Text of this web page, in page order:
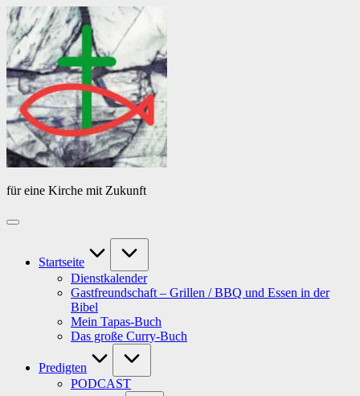
Skip
to
content
von
PfarrerB
für eine Kirche mit Zukunft
Startseite
Dienstkalender
Gastfreundschaft – Grillen / BBQ und Essen in der
Bibel
Mein Tapas-Buch
Das große Curry-Buch
Predigten
PODCAST